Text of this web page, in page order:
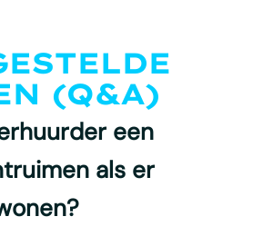
(Q&A)
een
als er